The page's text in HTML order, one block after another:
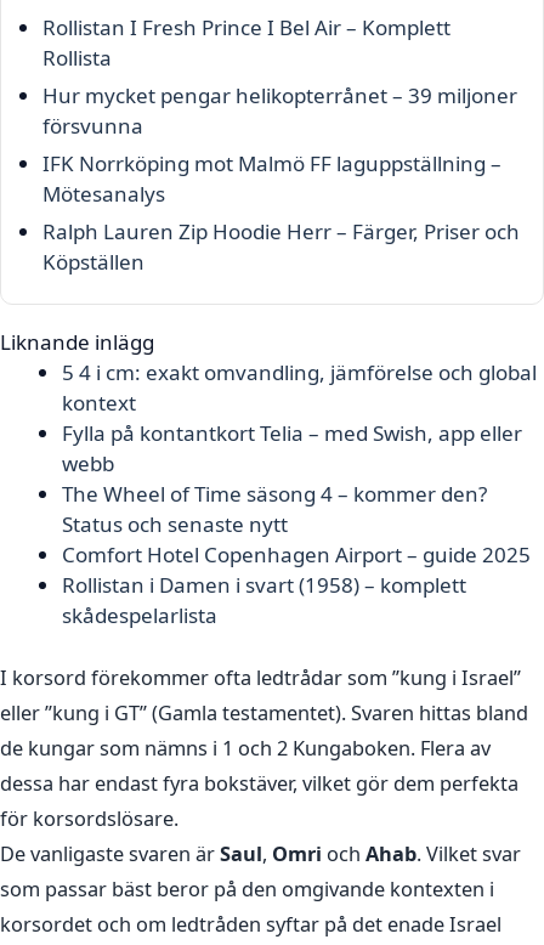
Rollistan I Fresh Prince I Bel Air – Komplett
Rollista
Hur mycket pengar helikopterrånet – 39 miljoner
försvunna
IFK Norrköping mot Malmö FF laguppställning –
Mötesanalys
Ralph Lauren Zip Hoodie Herr – Färger, Priser och
Köpställen
Liknande inlägg
5 4 i cm: exakt omvandling, jämförelse och global
kontext
Fylla på kontantkort Telia – med Swish, app eller
webb
The Wheel of Time säsong 4 – kommer den?
Status och senaste nytt
Comfort Hotel Copenhagen Airport – guide 2025
Rollistan i Damen i svart (1958) – komplett
skådespelarlista
I korsord förekommer ofta ledtrådar som ”kung i Israel”
eller ”kung i GT” (Gamla testamentet). Svaren hittas bland
de kungar som nämns i 1 och 2 Kungaboken. Flera av
dessa har endast fyra bokstäver, vilket gör dem perfekta
för korsordslösare.
De vanligaste svaren ärSaul, Omri och Ahab. Vilket svar
som passar bäst beror på den omgivande kontexten i
korsordet och om ledtråden syftar på det enade Israel